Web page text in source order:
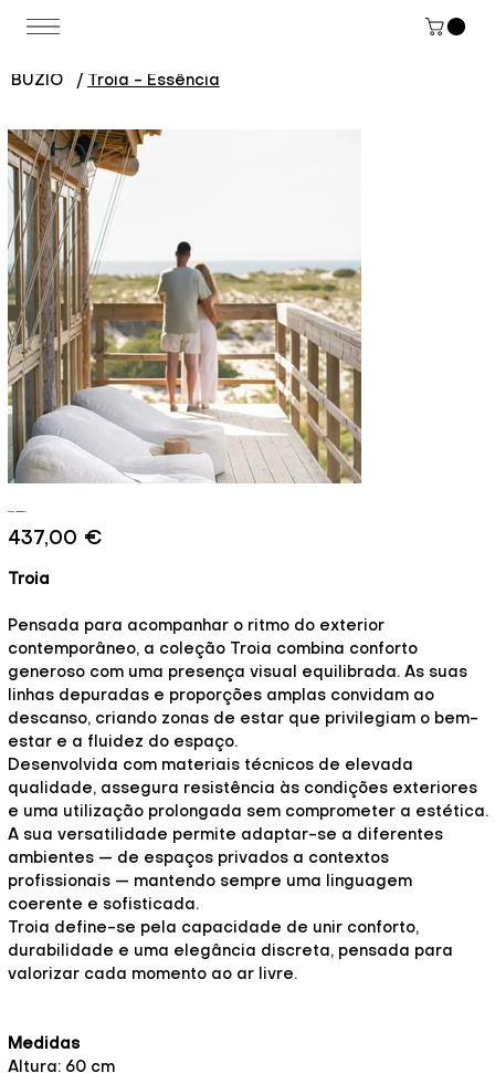
BUZIO / Troia - Essência
Preço
437,00 €
Troia
Pensada para acompanhar o ritmo do exterior
contemporâneo, a coleção Troia combina conforto
generoso com uma presença visual equilibrada. As suas
linhas depuradas e proporções amplas convidam ao
descanso, criando zonas de estar que privilegiam o bem-
estar e a fluidez do espaço.
Desenvolvida com materiais técnicos de elevada
qualidade, assegura resistência às condições exteriores
e uma utilização prolongada sem comprometer a estética.
A sua versatilidade permite adaptar-se a diferentes
ambientes — de espaços privados a contextos
profissionais — mantendo sempre uma linguagem
coerente e sofisticada.
Troia define-se pela capacidade de unir conforto,
durabilidade e uma elegância discreta, pensada para
valorizar cada momento ao ar livre.
Medidas
Altura: 60 cm